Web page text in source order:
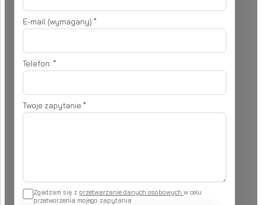
E-mail (wymagany) *
Telefon: *
Twoje zapytanie *
Zgadzam się z przetwarzanie danych osobowych w celu
przetworzenia mojego zapytania